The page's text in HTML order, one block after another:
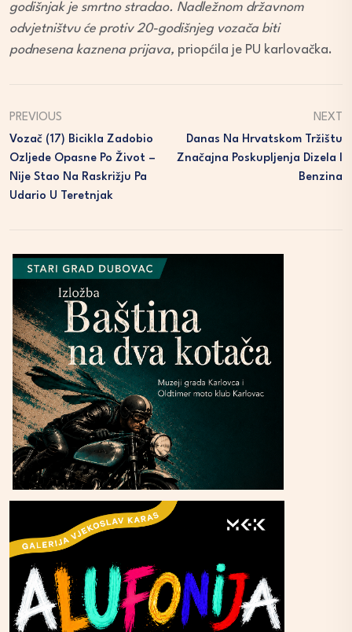
godišnjak je smrtno stradao. Nadležnom državnom
odvjetništvu će protiv 20-godišnjeg vozača biti
podnesena kaznena prijava, priopćila je PU karlovačka.
PREVIOUS
Vozač (17) Bicikla Zadobio
Ozljede Opasne Po Život –
Nije Stao Na Raskrižju Pa
Udario U Teretnjak
NEXT
Danas Na Hrvatskom Tržištu
Značajna Poskupljenja Dizela I
Benzina